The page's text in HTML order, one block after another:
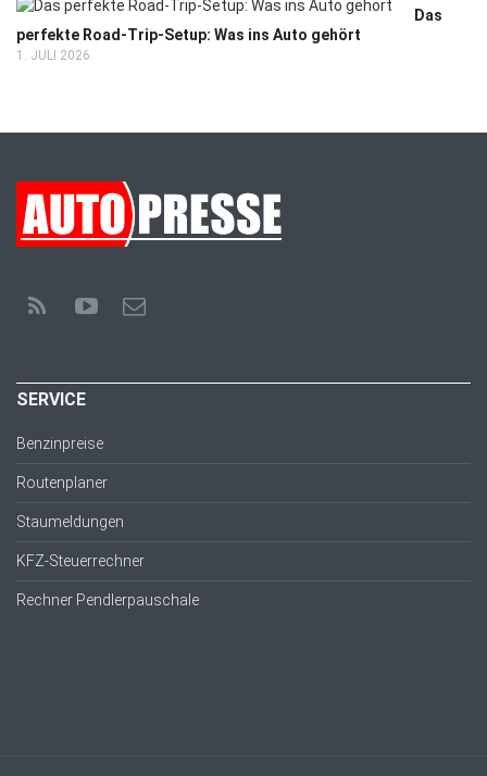
Das
perfekte Road-Trip-Setup: Was ins Auto gehört
1. JULI 2026
SERVICE
Benzinpreise
Routenplaner
Staumeldungen
KFZ-Steuerrechner
Rechner Pendlerpauschale